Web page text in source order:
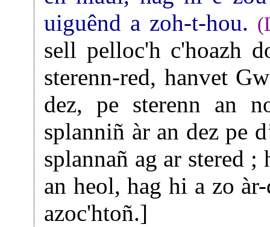
uiguênd a zoh-t-hou. (
sell pelloc'h c'hoazh
sterenn-red, hanvet
dez, pe sterenn an
splanniñ àr an dez pe
splannañ ag ar stered ;
an heol, hag hi a zo
azoc'htoñ.]